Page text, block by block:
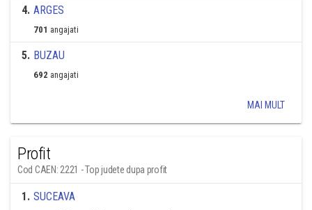
4. ARGES
701 angajati
5. BUZAU
692 angajati
MAI MULT
Profit
Cod CAEN: 2221 - Top judete dupa profit
1. SUCEAVA